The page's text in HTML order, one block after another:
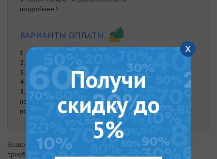
подробнее
ВАРИАНТЫ ОПЛАТЫ
1. Оплата частями от "Monobank"
2.
Онлайн оплата на карту Приват Банка
3.
Оплата при доставке
4.
Наложенный платеж
5.
Оплата наличными. Наличная оплата возможна при
получении заказа курьером либо в нашем офисе.
подробнее
Возврат товара возможен в течение 14 дней с момента
приобретения
x
Получи
скидку до
5%